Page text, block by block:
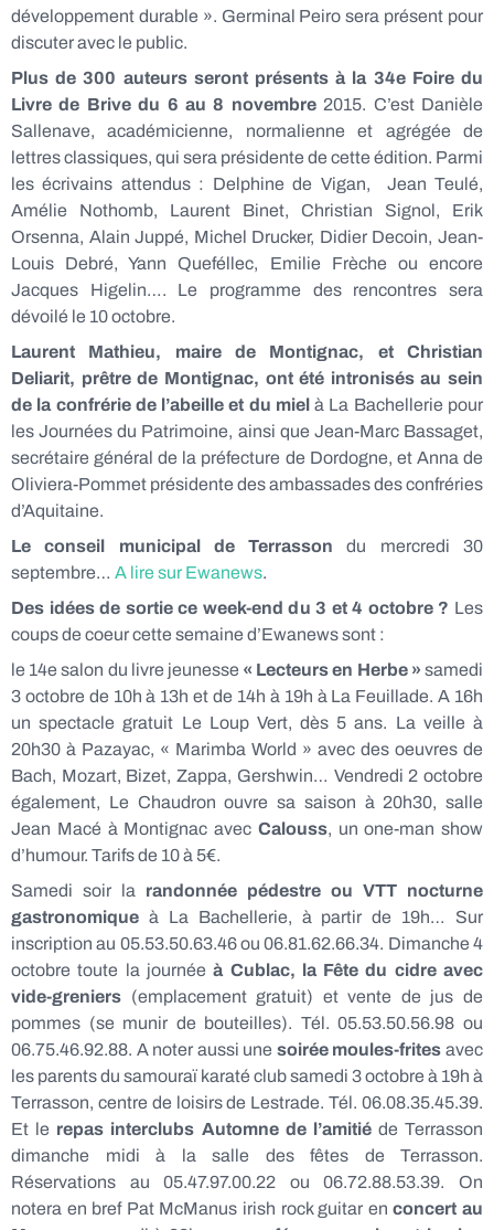
développement durable ». Germinal Peiro sera présent pour
discuter avec le public.
Plus de 300 auteurs seront présents à la 34e Foire du
Livre de Brive du 6 au 8 novembre2015. C’est Danièle
Sallenave, académicienne, normalienne et agrégée de
lettres classiques, qui sera présidente de cette édition. Parmi
les écrivains attendus : Delphine de Vigan, Jean Teulé,
Amélie Nothomb, Laurent Binet, Christian Signol, Erik
Orsenna, Alain Juppé, Michel Drucker, Didier Decoin, Jean-
Louis Debré, Yann Queféllec, Emilie Frèche ou encore
Jacques Higelin…. Le programme des rencontres sera
dévoilé le 10 octobre.
Laurent Mathieu, maire de Montignac, et Christian
Deliarit, prêtre de Montignac, ont été intronisés au sein
de la confrérie de l’abeille et du miel à La Bachellerie pour
les Journées du Patrimoine, ainsi que Jean-Marc Bassaget,
secrétaire général de la préfecture de Dordogne, et Anna de
Oliviera-Pommet présidente des ambassades des confréries
d’Aquitaine.
Le conseil municipal de Terrasson du mercredi 30
septembre… A lire sur Ewanews.
Des idées de sortie ce week-end du 3 et 4 octobre ? Les
coups de coeur cette semaine d’Ewanews sont :
le 14e salon du livre jeunesse « Lecteurs en Herbe » samedi
3 octobre de 10h à 13h et de 14h à 19h à La Feuillade. A 16h
un spectacle gratuit Le Loup Vert, dès 5 ans. La veille à
20h30 à Pazayac, « Marimba World » avec des oeuvres de
Bach, Mozart, Bizet, Zappa, Gershwin… Vendredi 2 octobre
également, Le Chaudron ouvre sa saison à 20h30, salle
Jean Macé à Montignac avec Calouss, un one-man show
d’humour. Tarifs de 10 à 5€.
Samedi soir la randonnée pédestre ou VTT nocturne
gastronomique à La Bachellerie, à partir de 19h… Sur
inscription au 05.53.50.63.46 ou 06.81.62.66.34. Dimanche 4
octobre toute la journéeà Cublac, la Fête du cidre avec
vide-greniers (emplacement gratuit) et vente de jus de
pommes (se munir de bouteilles). Tél. 05.53.50.56.98 ou
06.75.46.92.88. A noter aussi une soirée moules-frites avec
les parents du samouraï karaté club samedi 3 octobre à 19h à
Terrasson, centre de loisirs de Lestrade. Tél. 06.08.35.45.39.
Et le repas interclubs Automne de l’amitiéde Terrasson
dimanche midi à la salle des fêtes de Terrasson.
Réservations au 05.47.97.00.22 ou 06.72.88.53.39. On
notera en bref Pat McManus irish rock guitar enconcert au